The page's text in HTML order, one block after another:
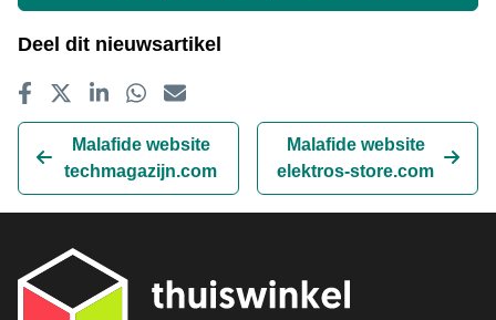
Deel dit nieuwsartikel
Delen op Facebook
TweetDelen op LinkedIn
Delen op WhatsApp
E-mailadres
Malafide website
techmagazijn.com
Malafide website
elektros-store.com